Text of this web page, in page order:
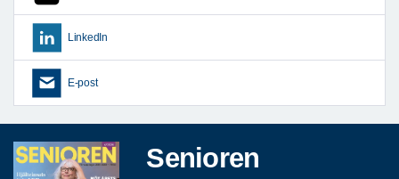
LinkedIn
E-post
Senioren